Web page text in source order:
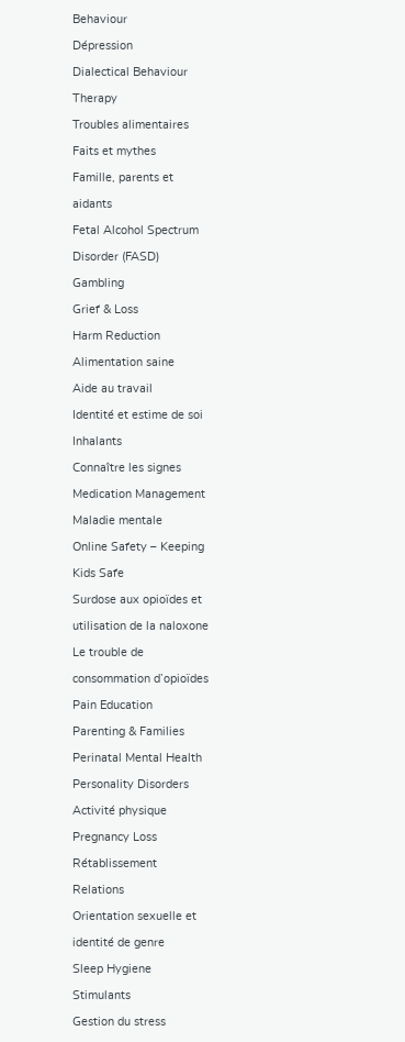
Behaviour
Dépression
Dialectical Behaviour
Therapy
Troubles alimentaires
Faits et mythes
Famille, parents et
aidants
Fetal Alcohol Spectrum
Disorder (FASD)
Gambling
Grief & Loss
Harm Reduction
Alimentation saine
Aide au travail
Identité et estime de soi
Inhalants
Connaître les signes
Medication Management
Maladie mentale
Online Safety – Keeping
Kids Safe
Surdose aux opioïdes et
utilisation de la naloxone
Le trouble de
consommation d’opioïdes
Pain Education
Parenting & Families
Perinatal Mental Health
Personality Disorders
Activité physique
Pregnancy Loss
Rétablissement
Relations
Orientation sexuelle et
identité de genre
Sleep Hygiene
Stimulants
Gestion du stress